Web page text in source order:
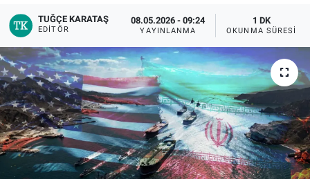
TUĞÇE KARATAŞ
EDITÖR
08.05.2026 - 09:24
YAYINLANMA
1 DK
OKUNMA SÜRESI
İLAN
Bize ulaşın
İletişim/Künye
Yaşam
Gözden Kaçmasın